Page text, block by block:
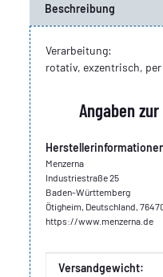
Beschreibung
Verarbeitung:
rotativ, exzentrisch, per
Angaben
Menzerna
Industriestraße 25
Baden-Württemberg
Ötigheim, Deutschland,
https://www.menzerna.de
Produkteigenschaft
Wert
Versandgewicht: